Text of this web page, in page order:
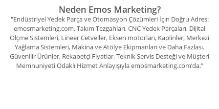
Neden Emos Marketing?
"Endüstriyel Yedek Parça ve Otomasyon Çözümleri İçin Doğru Adres:
emosmarketing.com. Takım Tezgahları, CNC Yedek Parçaları, Dijital
Ölçme Sistemleri, Lineer Cetveller, Eksen motorları, Kaplinler, Merkezi
Yağlama Sistemleri, Makina ve Atölye Ekipmanları ve Daha Fazlası.
Güvenilir Ürünler, Rekabetçi Fiyatlar, Teknik Servis Desteği ve Müşteri
Memnuniyeti Odaklı Hizmet Anlayışıyla emosmarketing.com’da.”